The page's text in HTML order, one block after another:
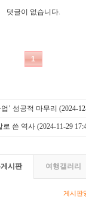
’ 성공적 마무리 (2024-
로 쓴 역사 (2024-11-29
시판 여행갤러리
게시판